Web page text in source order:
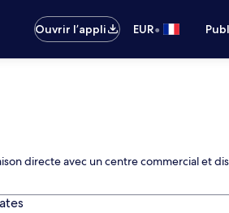
Ouvrir l’appli EUR•
directe avec un centre commercial et